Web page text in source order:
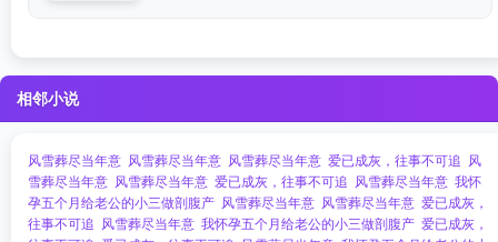
相邻小说
风雪葬尽当年意 风雪葬尽当年意 风雪葬尽当年意 爱已成灰，往事不可追 风
雪葬尽当年意 风雪葬尽当年意 爱已成灰，往事不可追 风雪葬尽当年意 我怀
孕五个月给老公的小三做剖腹产 风雪葬尽当年意 风雪葬尽当年意 爱已成灰，
往事不可追 风雪葬尽当年意 我怀孕五个月给老公的小三做剖腹产 爱已成灰，